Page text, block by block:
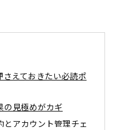
えておきたい必読ポ
の見極めがカギ
アカウント管理チェ